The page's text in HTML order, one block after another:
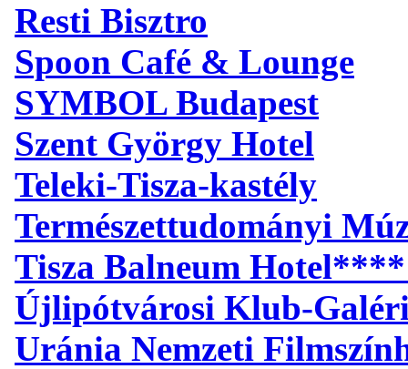
Resti Bisztro
Spoon Café & Lounge
SYMBOL Budapest
Szent György Hotel
Teleki-Tisza-kastély
Természettudományi
Tisza Balneum
Újlipótvárosi Klub-
Uránia Nemzeti